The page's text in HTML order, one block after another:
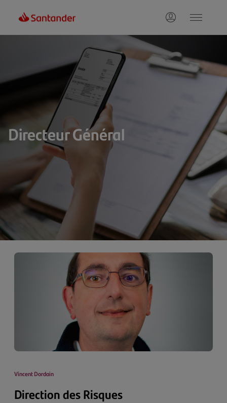
Directeur Général
Vincent Dordain
Direction des Risques